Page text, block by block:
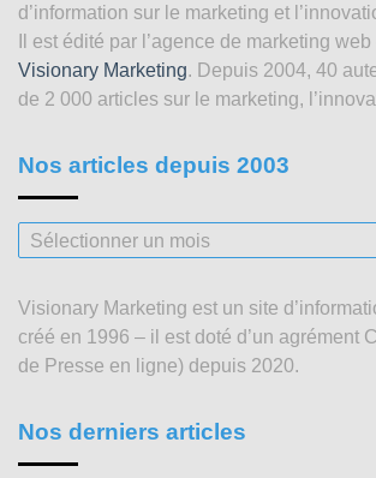
d’information sur le marketing et
Il est édité par l’agence de marketing
Visionary Marketing. Depuis 2004, 40
de 2 000 articles sur le marketing,
Nos articles depuis 2003
Nos
articles
2003
Visionary Marketing est un site
créé en 1996 – il est doté d’un agrément
de Presse en ligne) depuis 2020.
Nos derniers articles